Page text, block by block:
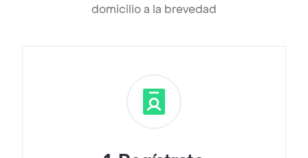
domicilio a la brevedad